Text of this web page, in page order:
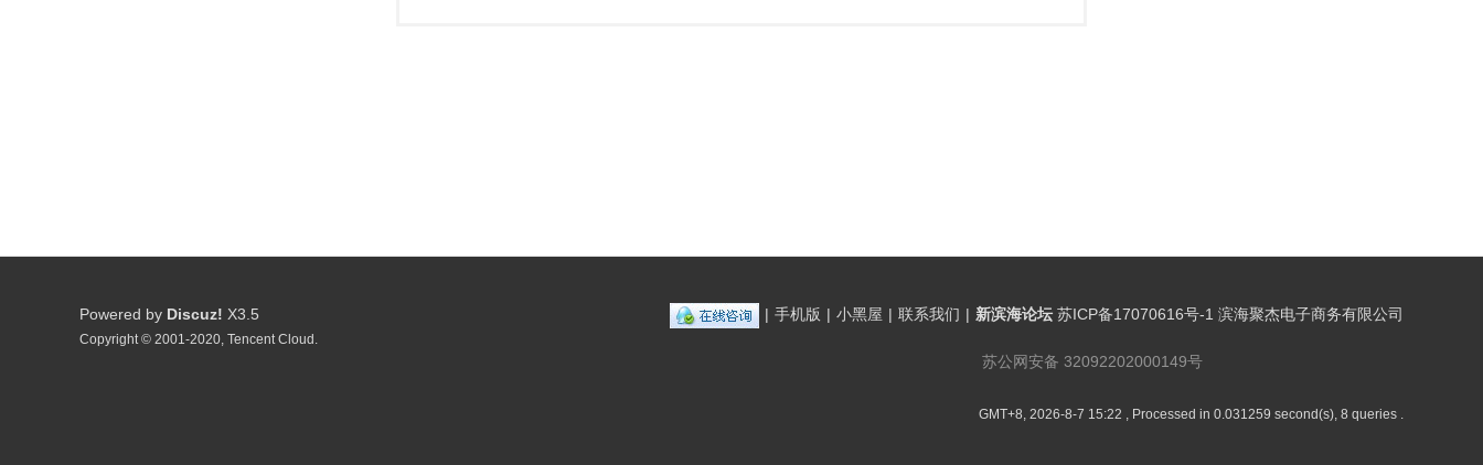
| 手机版 | 小黑屋 | 联系我们 | 新滨海论坛 苏ICP备17070616号-1 滨海聚杰电子商务有限公司
苏公网安备 32092202000149号
GMT+8, 2026-8-7 15:22 , Processed in 0.031259 second(s), 8 queries .
Powered by Discuz! X3.5
Copyright © 2001-2020, Tencent Cloud.